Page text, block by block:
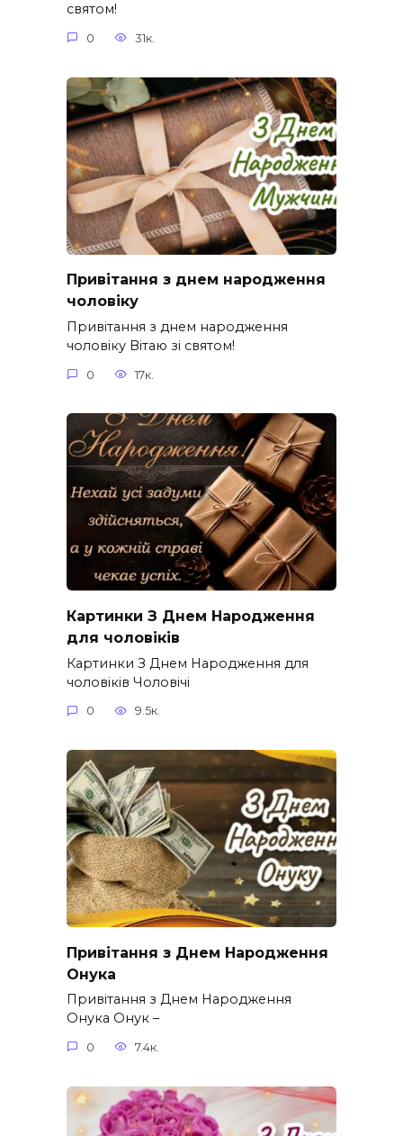
святом!
0 31к.
Привітання з днем народження
чоловіку
Привітання з днем народження
чоловіку Вітаю зі святом!
0 17к.
Картинки З Днем Народження
для чоловіків​
Картинки З Днем Народження для
чоловіків​ Чоловічі
0 9.5к.
Привітання з Днем Народження
Онука
Привітання з Днем Народження
Онука Онук –
0 7.4к.